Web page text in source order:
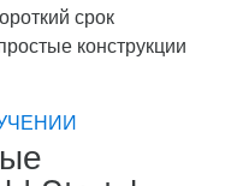
срок
конструкции